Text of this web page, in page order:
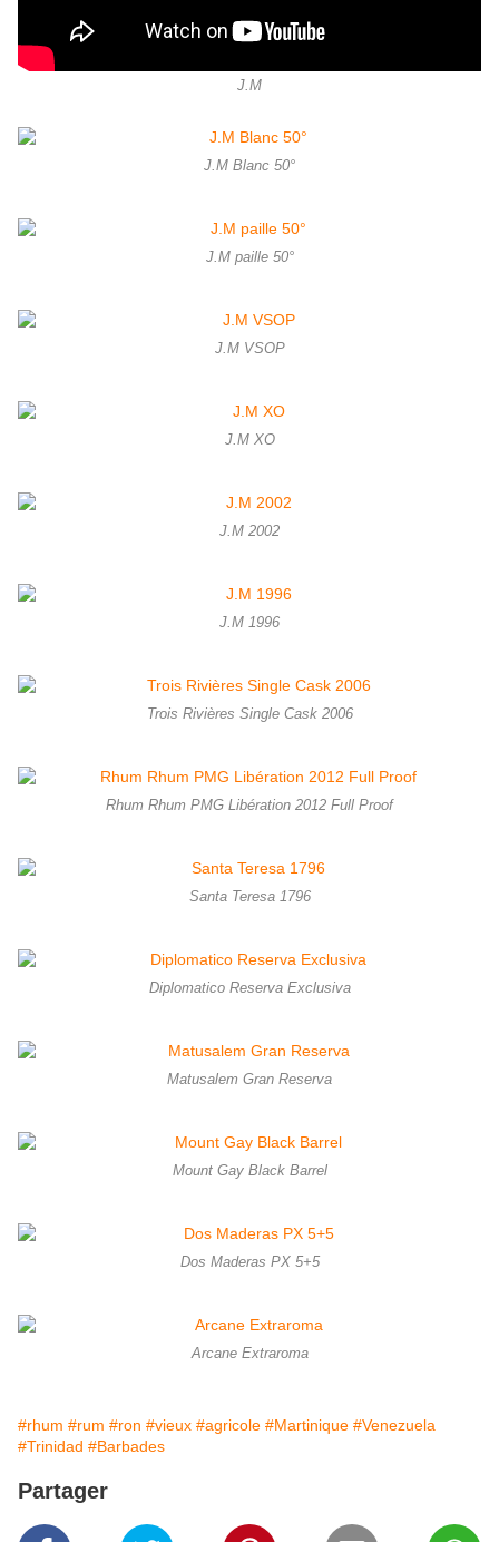
J.M
J.M Blanc 50°
J.M paille 50°
J.M VSOP
J.M XO
J.M 2002
J.M 1996
Trois Rivières Single Cask 2006
Rhum Rhum PMG Libération 2012 Full Proof
Santa Teresa 1796
Diplomatico Reserva Exclusiva
Matusalem Gran Reserva
Mount Gay Black Barrel
Dos Maderas PX 5+5
Arcane Extraroma
#rhum #rum #ron #vieux #agricole #Martinique #Venezuela
#Trinidad #Barbades
Partager